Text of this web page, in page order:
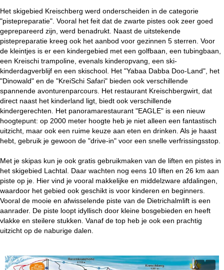
Het skigebied Kreischberg werd onderscheiden in de categorie
"pistepreparatie". Vooral het feit dat de zwarte pistes ook zeer goed
geprepareerd zijn, werd benadrukt. Naast de uitstekende
pistepreparatie kreeg ook het aanbod voor gezinnen 5 sterren. Voor
de kleintjes is er een kindergebied met een golfbaan, een tubingbaan,
een Kreischi trampoline, evenals kinderopvang, een ski-
kinderdagverblijf en een skischool. Het "Yabaa Dabba Doo-Land", het
"Dinowald" en de "KreiSchi Safari" bieden ook verschillende
spannende avonturenparcours. Het restaurant Kreischbergwirt, dat
direct naast het kinderland ligt, biedt ook verschillende
kindergerechten. Het panoramarestaurant "EAGLE" is een nieuw
hoogtepunt: op 2000 meter hoogte heb je niet alleen een fantastisch
uitzicht, maar ook een ruime keuze aan eten en drinken. Als je haast
hebt, gebruik je gewoon de "drive-in" voor een snelle verfrissingsstop.
Met je skipas kun je ook gratis gebruikmaken van de liften en pistes in
het skigebied Lachtal. Daar wachten nog eens 10 liften en 26 km aan
piste op je. Hier vind je vooral makkelijke en middelzware afdalingen,
waardoor het gebied ook geschikt is voor kinderen en beginners.
Vooral de mooie en afwisselende piste van de Dietrichalmlift is een
aanrader. De piste loopt idyllisch door kleine bosgebieden en heeft
vlakke en steilere stukken. Vanaf de top heb je ook een prachtig
uitzicht op de naburige dalen.